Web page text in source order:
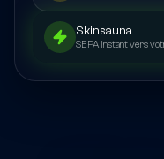
Skinsauna
SEPA Instant vers